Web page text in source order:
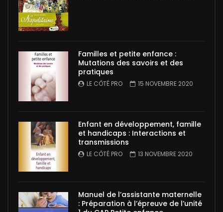
Familles et petite enfance :
Mutations des savoirs et des
pratiques
LE CÔTÉ PRO 15 NOVEMBRE 2020
Enfant en développement, famille
et handicaps : Interactions et
transmissions
LE CÔTÉ PRO 13 NOVEMBRE 2020
Manuel de l’assistante maternelle
: Préparation à l’épreuve de l’unité